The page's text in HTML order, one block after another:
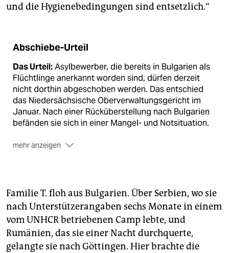
und die Hygienebedingungen sind entsetzlich.“
Abschiebe-Urteil
Das Urteil:Asylbewerber, die bereits in Bulgarien als
Flüchtlinge anerkannt worden sind, dürfen derzeit
nicht dorthin abgeschoben werden. Das entschied
das Niedersächsische Oberverwaltungsgericht im
Januar. Nach einer Rücküberstellung nach Bulgarien
befänden sie sich in einer Mangel- und Notsituation.
mehr anzeigen
Deutschland weiter und stellte dort erneut einen
Asylantrag, weil die Behandlung der Asylsuchenden in
Bulgarien menschenrechtswidrig sei. Das Bundesamt
für Migration und Flüchtlinge lehnte den Antrag als
unzulässig ab und drohte die Abschiebung nach
Bulgarien an.
Familie T. floh aus Bulgarien. Über Serbien, wo sie
nach Unterstützerangaben sechs Monate in einem
vom UNHCR betriebenen Camp lebte, und
Rumänien, das sie einer Nacht durchquerte,
gelangte sie nach Göttingen. Hier brachte die